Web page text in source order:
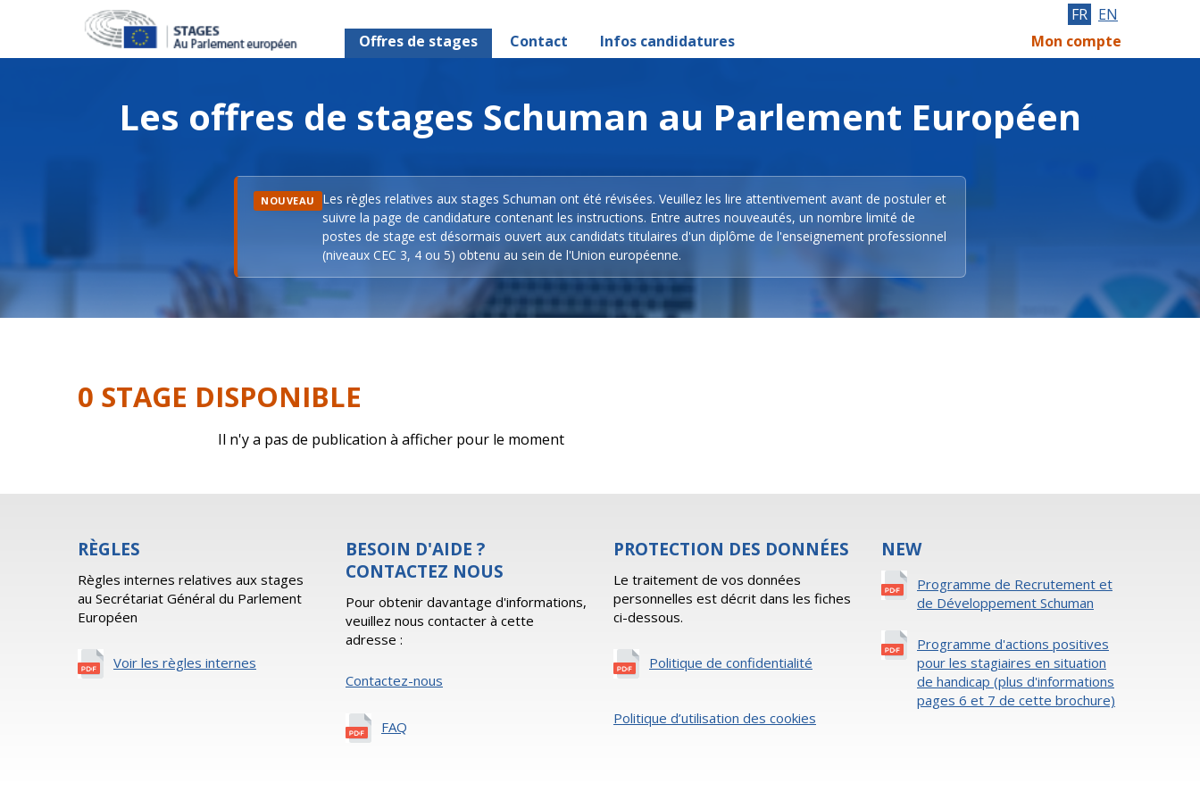
Offres de stages Contact Infos candidatures
FR EN
Mon compte
Les offres de stages Schuman au Parlement Européen
NOUVEAU
Les règles relatives aux stages Schuman ont été révisées. Veuillez les lire attentivement avant de postuler et
suivre la page de candidature contenant les instructions. Entre autres nouveautés, un nombre limité de
postes de stage est désormais ouvert aux candidats titulaires d'un diplôme de l'enseignement professionnel
(niveaux CEC 3, 4 ou 5) obtenu au sein de l'Union européenne.
0 STAGE DISPONIBLE
Il n'y a pas de publication à afficher pour le moment
RÈGLES
Règles internes relatives aux stages
au Secrétariat Général du Parlement
Européen
Voir les règles internes
BESOIN D'AIDE ?
CONTACTEZ NOUS
Pour obtenir davantage d'informations,
veuillez nous contacter à cette
adresse :
Contactez-nous
FAQ
PROTECTION DES DONNÉES
Le traitement de vos données
personnelles est décrit dans les fiches
ci-dessous.
Politique de confidentialité
Politique d’utilisation des cookies
NEW
Programme de Recrutement et
de Développement Schuman
Programme d'actions positives
pour les stagiaires en situation
de handicap (plus d'informations
pages 6 et 7 de cette brochure)